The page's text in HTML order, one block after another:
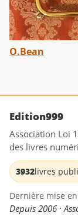
O.Bean
Edition999
Association Loi
des livres
3932livres
Dernière mise
Depuis 2006 ·